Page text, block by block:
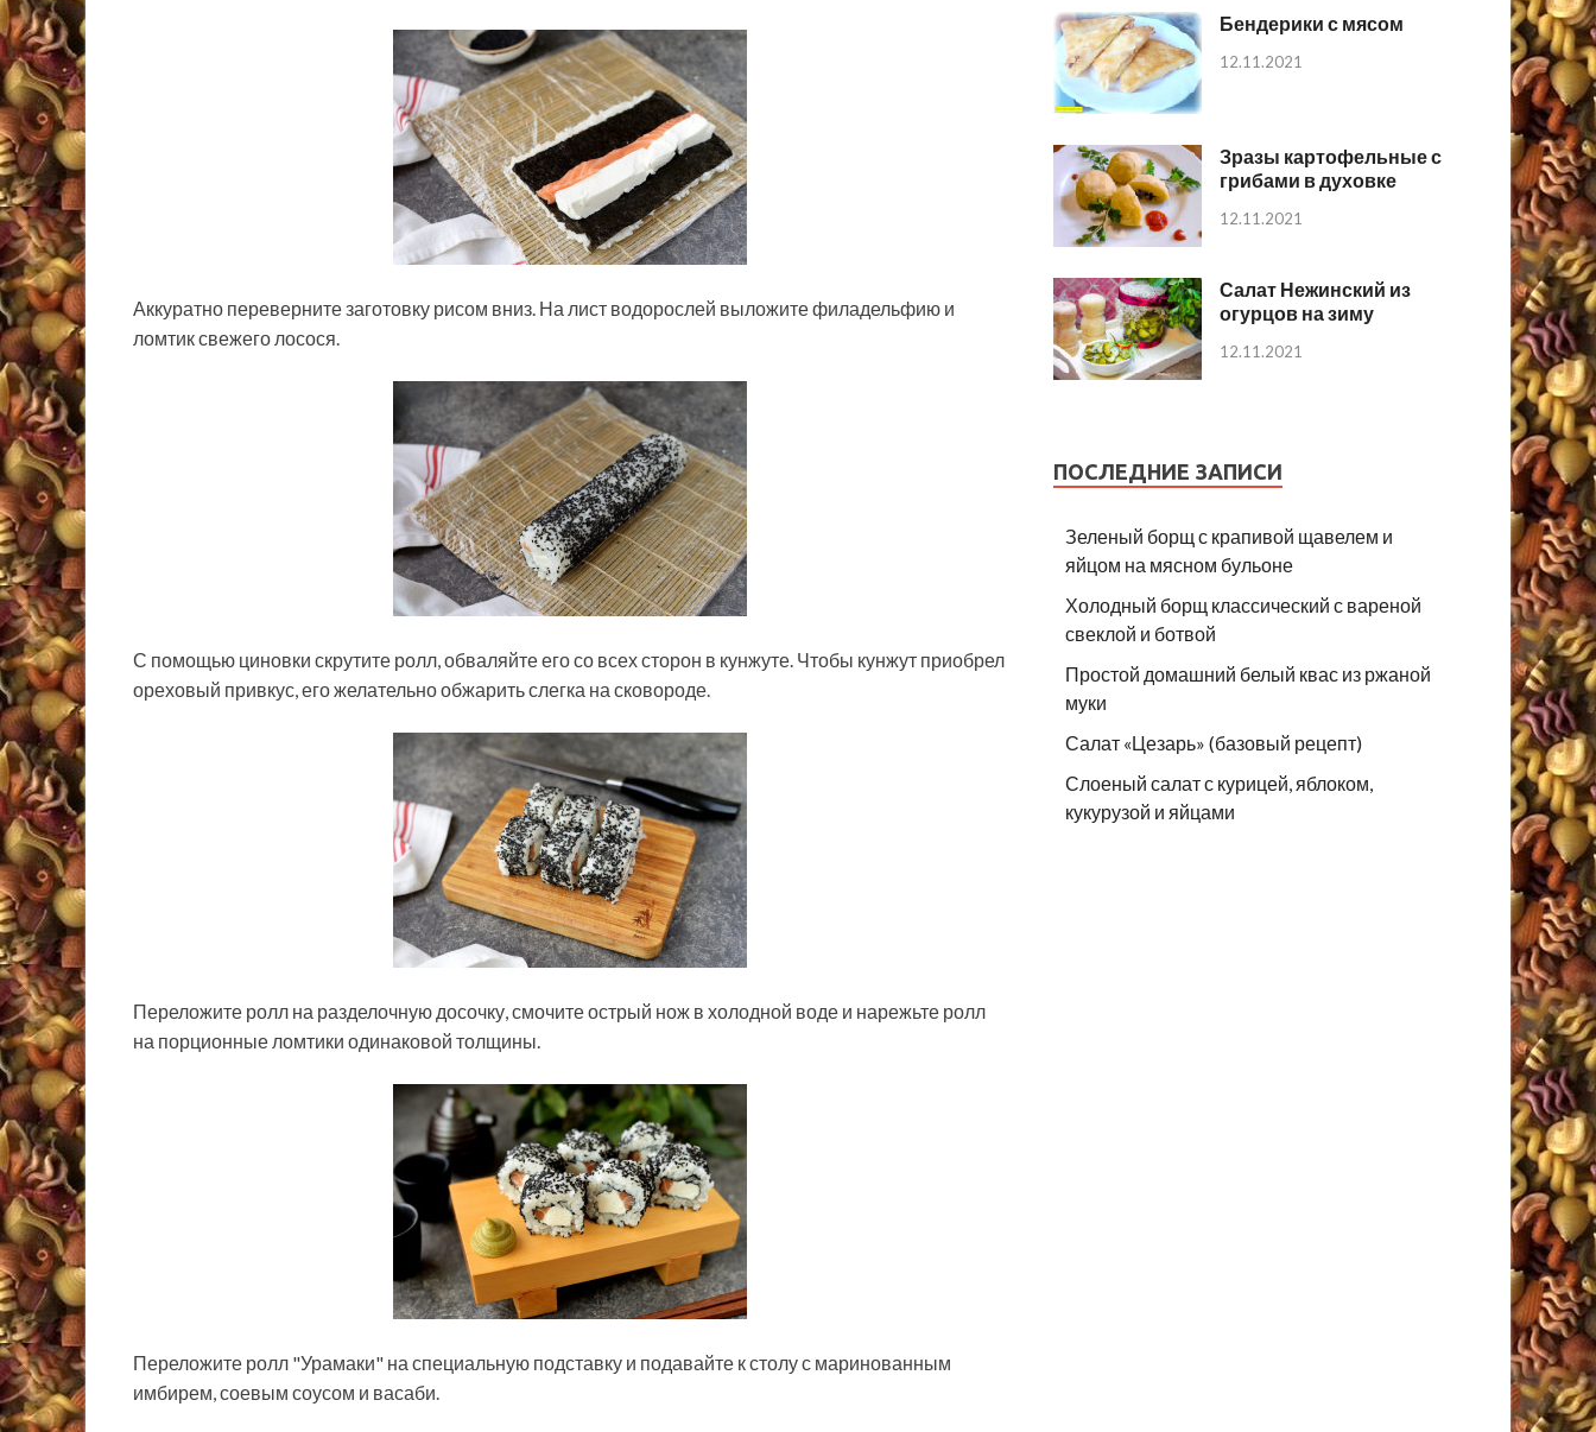
Аккуратно переверните заготовку рисом вниз. На лист водорослей выложите филадельфию и
ломтик свежего лосося.
С помощью циновки скрутите ролл, обваляйте его со всех сторон в кунжуте. Чтобы кунжут приобрел
ореховый привкус, его желательно обжарить слегка на сковороде.
Переложите ролл на разделочную досочку, смочите острый нож в холодной воде и нарежьте ролл
на порционные ломтики одинаковой толщины.
Переложите ролл "Урамаки" на специальную подставку и подавайте к столу с маринованным
имбирем, соевым соусом и васаби.
Бендерики с мясом
12.11.2021
Зразы картофельные с
грибами в духовке
12.11.2021
Салат Нежинский из
огурцов на зиму
12.11.2021
ПОСЛЕДНИЕ ЗАПИСИ
Зеленый борщ с крапивой щавелем и
яйцом на мясном бульоне
Холодный борщ классический с вареной
свеклой и ботвой
Простой домашний белый квас из ржаной
муки
Салат «Цезарь» (базовый рецепт)
Слоеный салат с курицей, яблоком,
кукурузой и яйцами